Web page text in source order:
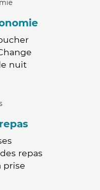
nuit
repas
prise